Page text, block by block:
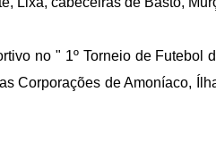
no " 1º Torneio de
Corporações de Amoníaco,